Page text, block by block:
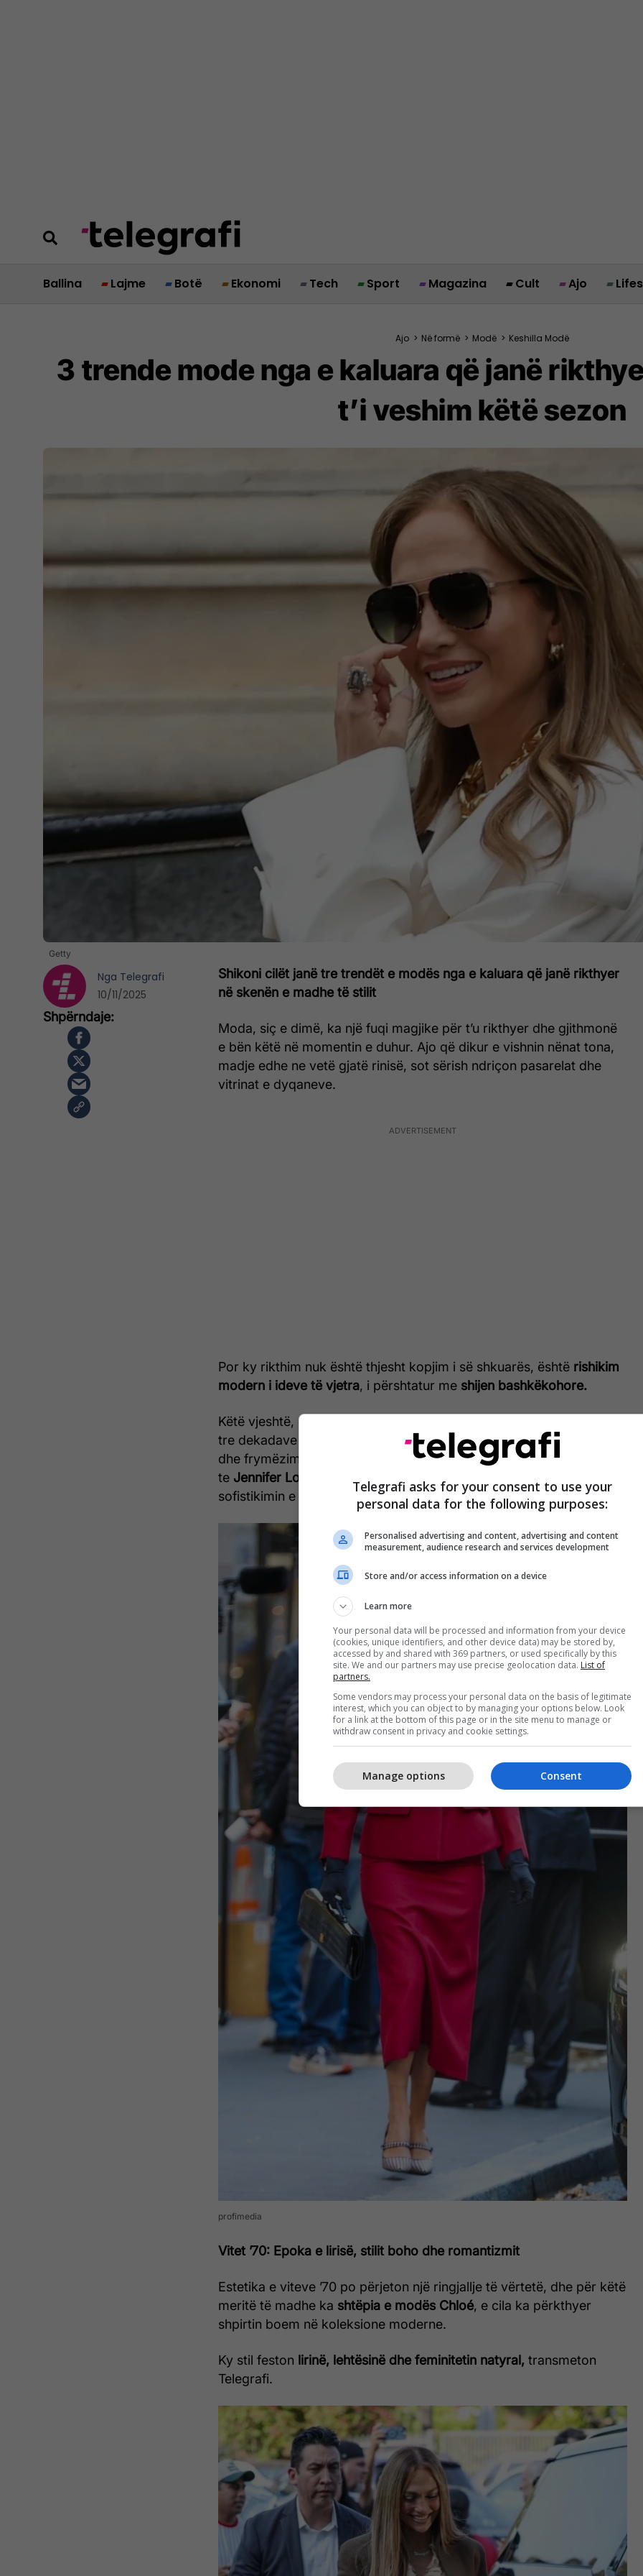
Ballina Lajme Botë Ekonomi Tech Sport Magazina Cult Ajo
Ajo > Në formë > Modë > Keshilla Modë
3 trende mode nga e kaluara që janë
t’i veshim këtë sezon
Getty
Shikoni cilët janë tre trendët e modës nga e kaluara që janë rikthyer
në skenën e madhe të stilit
Moda, siç e dimë, ka një fuqi magjike për t’u rikthyer dhe gjithmonë
e bën këtë në momentin e duhur. Ajo që dikur e vishnin nënat tona,
madje edhe ne vetë gjatë rinisë, sot sërish ndriçon pasarelat dhe
vitrinat e dyqaneve.
Por ky rikthim nuk është thjesht kopjim i së shkuarës, është rishikim
modern i ideve të vjetra, i përshtatur me shijen bashkëkohore.
Këtë vjeshtë, dizajnerët na udhëheqin në një udhëtim elegant përmes
tre dekadave më të gjalla të shekullit të kaluar, viteve ’70, ’80 dhe ’90
dhe frymëzimin për ta sjellë këtë stil në përditshmëri mund ta gjejmë
te Jennifer Lopez
sofistikimin e sotëm.
profimedia
Vitet ’70: Epoka e lirisë, stilit boho dhe romantizmit
Estetika e viteve ’70 po përjeton një ringjallje të vërtetë, dhe për këtë
meritë të madhe ka shtëpia e modës Chloé, e cila ka përkthyer
shpirtin boem në koleksione moderne.
Ky stil feston lirinë, lehtësinë dhe feminitetin natyral, transmeton
Telegrafi.
Nga Telegrafi
10/11/2025
Telegrafi asks for your consent to use your
personal data for the following purposes:
Personalised advertising and content, advertising and content
measurement, audience research and services development
Store and/or access information on a device
Learn more
Your personal data will be processed and information from your device
(cookies, unique identifiers, and other device data) may be stored by,
accessed by and shared with 369 partners, or used specifically by this
site. We and our partners may use precise geolocation data. List of
partners.
Some vendors may process your personal data on the basis of legitimate
interest, which you can object to by managing your options below. Look
for a link at the bottom of this page or in the site menu to manage or
withdraw consent in privacy and cookie settings.
Consent
Manage options